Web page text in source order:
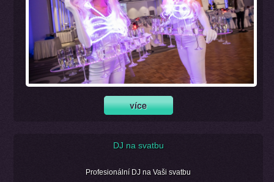
DJ na svatbu
Profesionální DJ na Vaši svatbu